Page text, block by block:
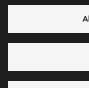
Ja,
Heb je een vraag en